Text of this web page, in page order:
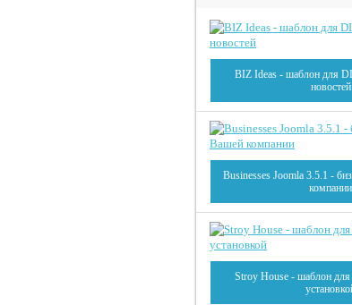
BIZ Ideas - шаблон для
новостей
Businesses Joomla 3.5.1 -
компании
Stroy House - шаблон для